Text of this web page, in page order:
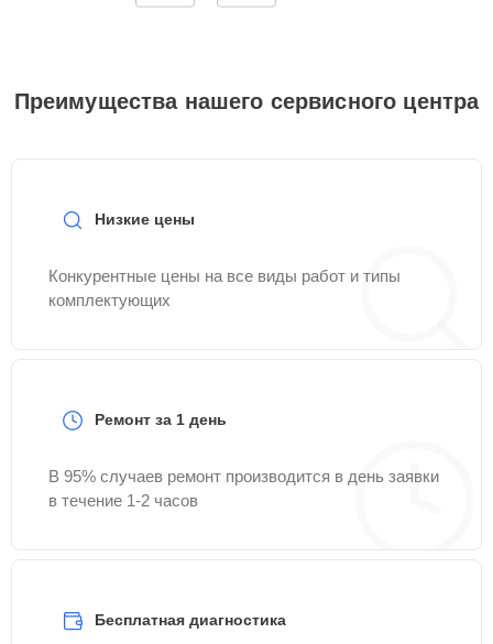
Преимущества нашего сервисного центра
Низкие цены
Конкурентные цены на все виды работ и типы
комплектующих
Ремонт за 1 день
В 95% случаев ремонт производится в день заявки
в течение 1-2 часов
Бесплатная диагностика